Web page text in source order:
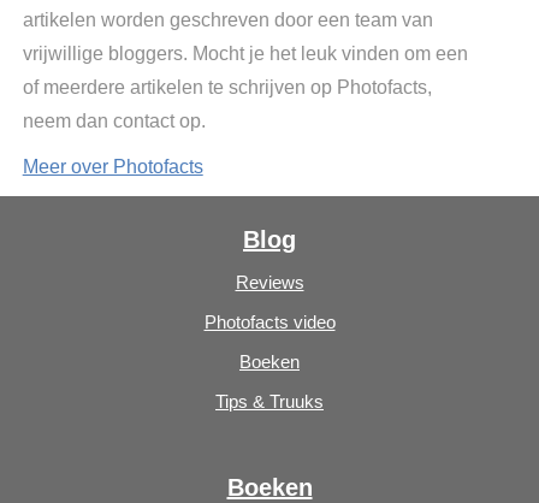
artikelen worden geschreven door een team van
vrijwillige bloggers. Mocht je het leuk vinden om een
of meerdere artikelen te schrijven op Photofacts,
neem dan contact op.
Meer over Photofacts
Blog
Reviews
Photofacts video
Boeken
Tips & Truuks
Boeken